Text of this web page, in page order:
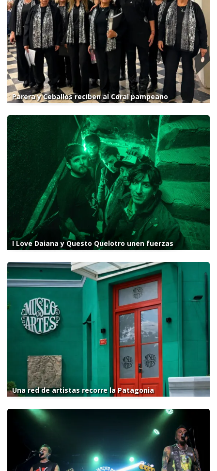
Parera y Ceballos reciben al Coral pampeano
I Love Daiana y Questo Quelotro unen fuerzas
Una red de artistas recorre la Patagonia